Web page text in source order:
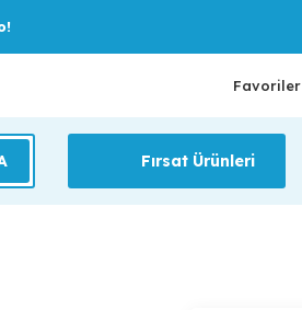
Favoriler
Fırsat Ürünleri